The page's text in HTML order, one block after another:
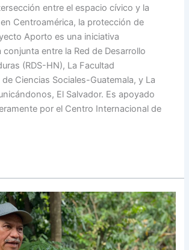
entre el espacio cívico y la
Centroamérica, la protección de
Aporto es una iniciativa
entre la Red de Desarrollo
(RDS-HN), La Facultad
Ciencias Sociales-Guatemala, y La
El Salvador. Es apoyado
por el Centro Internacional de